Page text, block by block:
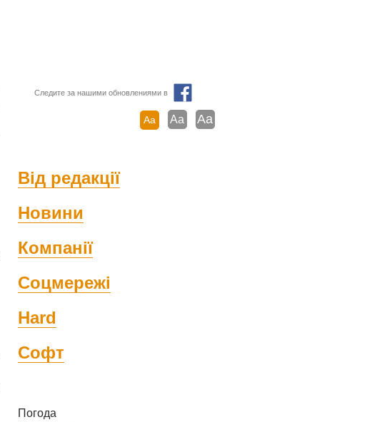
Следите за нашими обновлениями в
Aa Aa Aa
Від редакції
Новини
Компанії
Соцмережі
Hard
Софт
Погода